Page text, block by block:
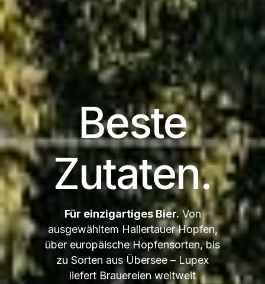
Beste
Zutaten.
Für einzigartiges Bier.Von
ausgewähltem Hallertauer Hopfen,
über europäische Hopfensorten, bis
zu Sorten aus Übersee – Lupex
liefert Brauereien weltweit